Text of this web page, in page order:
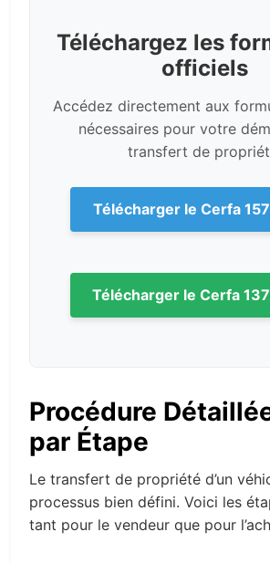
Téléchargez les
officiels
Accédez directement aux
nécessaires pour votre
transfert de
Télécharger le Cerfa
Télécharger le Cerfa
Procédure
par Étape
Le transfert de propriété d’un
processus bien défini. Voici les
tant pour le vendeur que pour